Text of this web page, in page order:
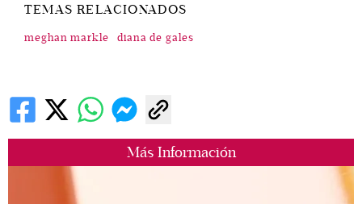
Más Información
TEMAS RELACIONADOS
meghan markle diana de gales